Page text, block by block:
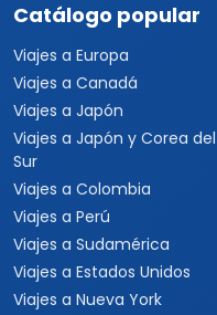
Catálogo popular
Viajes a Europa
Viajes a Canadá
Viajes a Japón
Viajes a Japón y Corea del
Sur
Viajes a Colombia
Viajes a Perú
Viajes a Sudamérica
Viajes a Estados Unidos
Viajes a Nueva York